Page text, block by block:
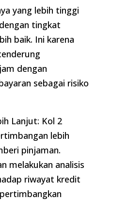
yang lebih tinggi
tingkat
baik. Ini karena
dengan
sebagai risiko
Lanjut: Kol 2
lebih
pinjaman.
melakukan analisis
riwayat kredit